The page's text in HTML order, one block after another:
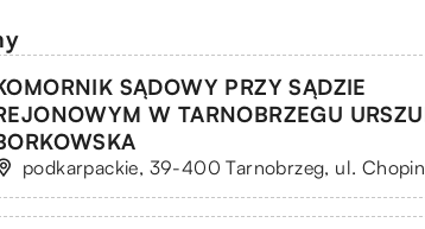
SĄDOWY PRZY SĄDZIE
W TARNOBRZEGU
podkarpackie, 39-400 Tarnobrzeg, ul.